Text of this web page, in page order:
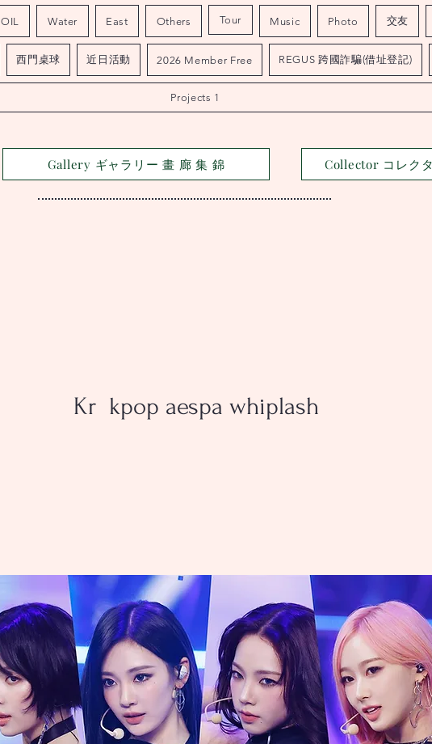
OIL Water East Others Tour Music Photo 交友
西門桌球 近日活動 2026 Member Free REGUS 跨國詐騙(借址登記)
Projects 1
Gallery ギャラリー 畫 廊 集 錦 Collector コレク
Kr kpop aespa whiplash